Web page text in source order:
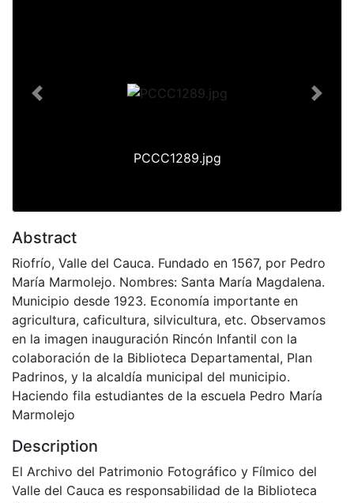
PCCC1289.jpg
Previous Next
Abstract
Riofrío, Valle del Cauca. Fundado en 1567, por Pedro
María Marmolejo. Nombres: Santa María Magdalena.
Municipio desde 1923. Economía importante en
agricultura, caficultura, silvicultura, etc. Observamos
en la imagen inauguración Rincón Infantil con la
colaboración de la Biblioteca Departamental, Plan
Padrinos, y la alcaldía municipal del municipio.
Haciendo fila estudiantes de la escuela Pedro María
Marmolejo
Description
El Archivo del Patrimonio Fotográfico y Fílmico del
Valle del Cauca es responsabilidad de la Biblioteca